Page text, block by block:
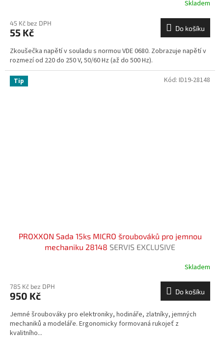
Skladem
45 Kč bez DPH
55 Kč Do košíku
Zkoušečka napětí v souladu s normou VDE 0680. Zobrazuje napětí v
rozmezí od 220 do 250 V, 50/60 Hz (až do 500 Hz).
Tip
PROXXON Sada 15ks MICRO šroubováků pro jemnou
mechaniku 28148 SERVIS EXCLUSIVE
Skladem
785 Kč bez DPH
950 Kč Do košíku
Jemné šroubováky pro elektroniky, hodináře, zlatníky, jemných
mechaniků a modeláře. Ergonomicky formovaná rukojeť z
kvalitního...
Kód: ID19-28148